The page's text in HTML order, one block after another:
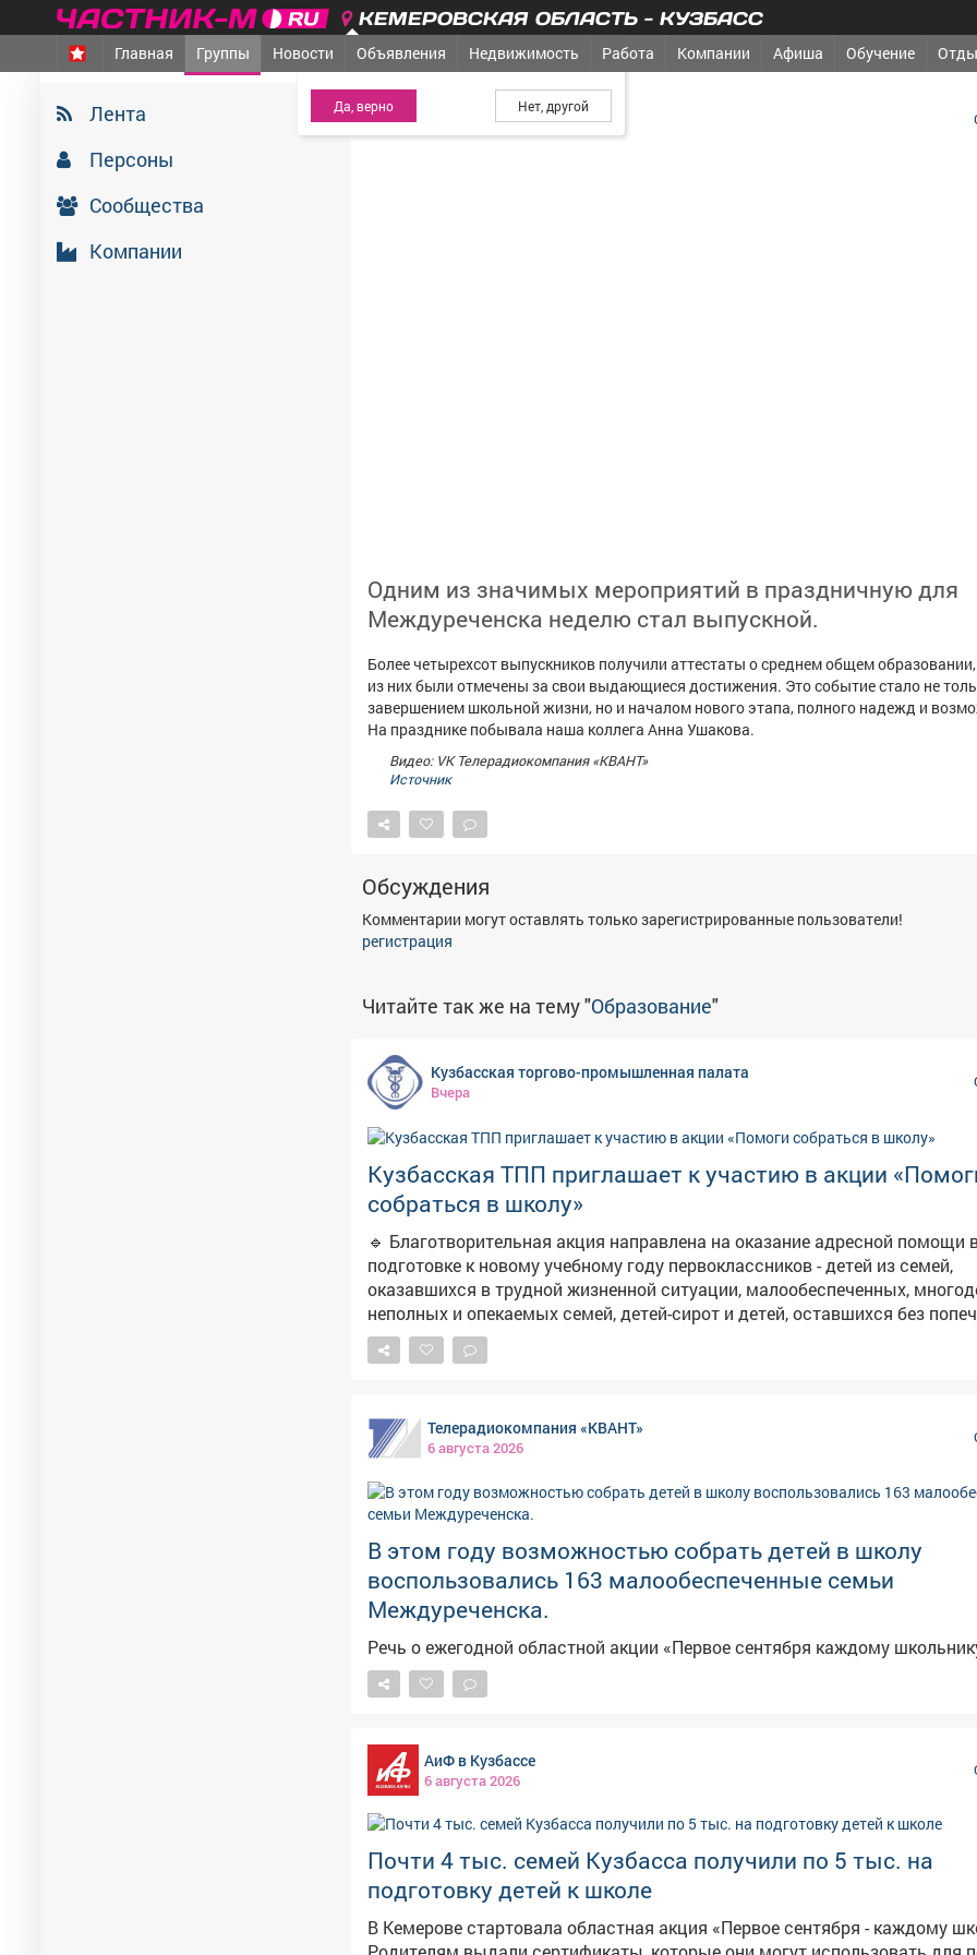
КЕМЕРОВСКАЯ ОБЛАСТЬ - КУЗБАСС
МЕЖДУРЕЧЕНСК - Ваш город?
Главная Группы Новости Объявления Недвижимость Работа Компании Афиша Обучение
Лента
Персоны
Сообщества
Компании
Телерадиокомпания «КВАНТ»
Одним из значимых мероприятий в праздничную для
Междуреченска неделю стал выпускной.
Более четырехсот выпускников получили аттестаты о среднем общем
из них были отмечены за свои выдающиеся достижения. Это событие стало не
завершением школьной жизни, но и началом нового этапа, полного надежд и
На празднике побывала наша коллега Анна Ушакова.
Видео: VK Телерадиокомпания «КВАНТ»
Источник
Обсуждения
Комментарии могут оставлять только зарегистрированные пользователи!
регистрация
Читайте так же на тему "Образование"
Кузбасская торгово-промышленная палата
Вчера
Кузбасская ТПП приглашает к участию в акции
собраться в школу»
🔹 Благотворительная акция направлена на оказание адресной помощи
подготовке к новому учебному году первоклассников - детей из семей,
оказавшихся в трудной жизненной ситуации, малообеспеченных,
неполных и опекаемых семей, детей-сирот и детей, оставшихся без
родителей. 🔹 Участники акции могут самостоятельно приобрести портфели со
школьными принадлежностями для учащихся 1 класса или перечислить
ориентировочно 3 602 рубля. 🔹 По желанию можно собрать портфели по списку
самостоятельно: https://disk.yandex.ru/i/kILeFWDbhbDrjQ 🔹 Сбор портфелей
проводится в Кемерове и Новокузнецке. 🔹 Регистрация участия в акции по
ссылке: https://b24-o64uyv.bitrix24.site/crm_form_7cfun/ 🔹 Дополнительная
информация в Центре содействия бизнесу Кузбасской ТПП: (3842) 777-
kc01@kuztpp.ru; в представительстве Кузбасской ТПП в Новокузнецке -
32-88-80.
Телерадиокомпания «КВАНТ»
6 августа 2026
В этом году возможностью собрать детей в школу
воспользовались 163 малообеспеченные семьи
Междуреченска.
Речь о ежегодной областной акции «Первое сентября каждому
АиФ в Кузбассе
6 августа 2026
Почти 4 тыс. семей Кузбасса получили по 5 тыс. на
подготовку детей к школе
В Кемерове стартовала областная акция «Первое сентября - каждому